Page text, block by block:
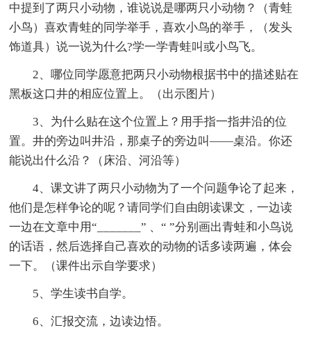
中提到了两只小动物，谁说说是哪两只小动物？（青蛙
小鸟）喜欢青蛙的同学举手，喜欢小鸟的举手，（发头
饰道具）说一说为什么?学一学青蛙叫或小鸟飞。
2、哪位同学愿意把两只小动物根据书中的描述贴在
黑板这口井的相应位置上。（出示图片）
3、为什么贴在这个位置上？用手指一指井沿的位
置。井的旁边叫井沿，那桌子的旁边叫——桌沿。你还
能说出什么沿？（床沿、河沿等）
4、课文讲了两只小动物为了一个问题争论了起来，
他们是怎样争论的呢？请同学们自由朗读课文，一边读
一边在文章中用“_______” 、“ ”分别画出青蛙和小鸟说
的话语，然后选择自己喜欢的动物的话多读两遍，体会
一下。（课件出示自学要求）
5、学生读书自学。
6、汇报交流，边读边悟。